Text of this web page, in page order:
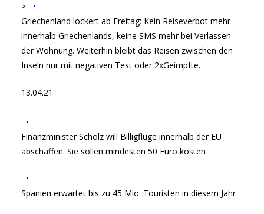
> •
Griechenland lockert ab Freitag: Kein Reiseverbot mehr
innerhalb Griechenlands, keine SMS mehr bei Verlassen
der Wohnung. Weiterhin bleibt das Reisen zwischen den
Inseln nur mit negativen Test oder 2xGeimpfte.
13.04.21
•
Finanzminister Scholz will Billigflüge innerhalb der EU
abschaffen. Sie sollen mindesten 50 Euro kosten
•
Spanien erwartet bis zu 45 Mio. Touristen in diesem Jahr